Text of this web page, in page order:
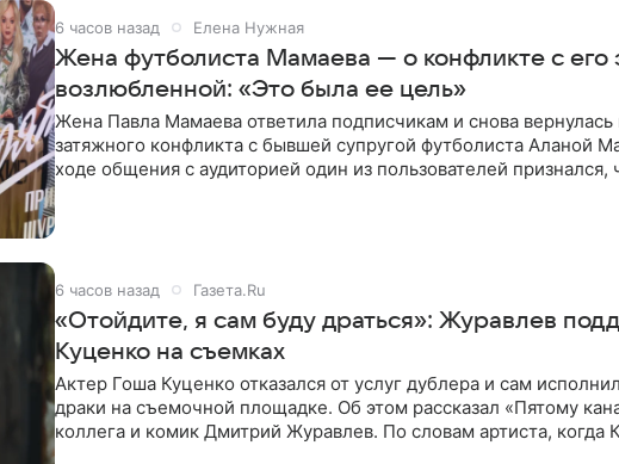
6 часов назад Елена Нужная
Жена футболиста Мамаева — о конфликте с его
возлюбленной: «Это была ее цель»
Жена Павла Мамаева ответила подписчикам и снова вернулась
затяжного конфликта с бывшей супругой футболиста Аланой
ходе общения с аудиторией один из пользователей признался,
6 часов назад Газета.Ru
«Отойдите, я сам буду драться»: Журавлев
Куценко на съемках
Актер Гоша Куценко отказался от услуг дублера и сам
драки на съемочной площадке. Об этом рассказал «Пятому
коллега и комик Дмитрий Журавлев. По словам артиста, когда